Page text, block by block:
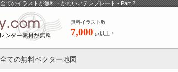
てのイラストが無料・かわいいテンプレート - Part 2
無料イラスト数
7,000 点以上！
ての無料ベクター地図